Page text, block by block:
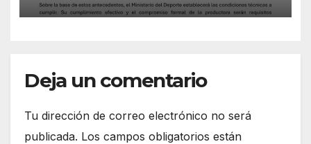
Deja un comentario
Tu dirección de correo electrónico no será
publicada. Los campos obligatorios están